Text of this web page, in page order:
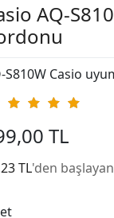
AQ-
S810W Casio
TL
TL'den